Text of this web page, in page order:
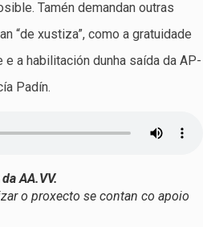
Tamén demandan outras
“de xustiza”, como a gratuidade
a habilitación dunha saída da AP-
Padín.
AA.VV.
o proxecto se contan co apoio